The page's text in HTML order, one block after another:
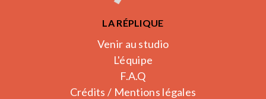
LA RÉPLIQUE
Venir au studio
L'équipe
F.A.Q
Crédits / Mentions légales